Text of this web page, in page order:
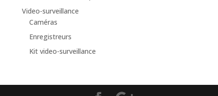
Video-surveillance
Caméras
Enregistreurs
Kit video-surveillance